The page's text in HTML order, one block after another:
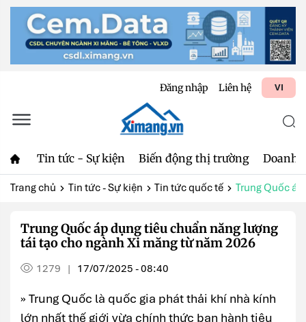
Đăng nhập Liên hệ VI
Tin tức - Sự kiện Biến động thị trường Doanh
Trang chủ Tin tức - Sự kiện Tin tức quốc tế Trung Quốc
Trung Quốc áp dụng tiêu chuẩn năng lượng
tái tạo cho ngành Xi măng từ năm 2026
1279 | 17/07/2025 - 08:40
» Trung Quốc là quốc gia phát thải khí nhà kính
lớn nhất thế giới vừa chính thức ban hành tiêu